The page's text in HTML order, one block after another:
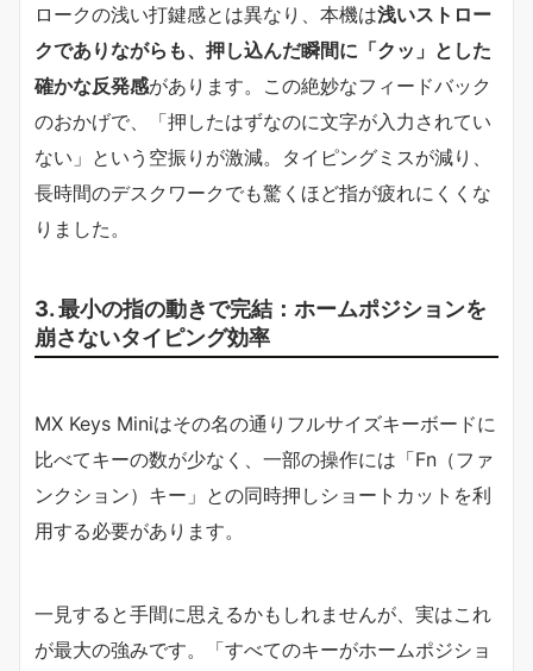
ロークの浅い打鍵感とは異なり、本機は浅いストロー
クでありながらも、押し込んだ瞬間に「クッ」とした
確かな反発感があります。この絶妙なフィードバック
のおかげで、「押したはずなのに文字が入力されてい
ない」という空振りが激減。タイピングミスが減り、
長時間のデスクワークでも驚くほど指が疲れにくくな
りました。
3. 最小の指の動きで完結：ホームポジションを
崩さないタイピング効率
MX Keys Miniはその名の通りフルサイズキーボードに
比べてキーの数が少なく、一部の操作には「Fn（ファ
ンクション）キー」との同時押しショートカットを利
用する必要があります。
一見すると手間に思えるかもしれませんが、実はこれ
が最大の強みです。「すべてのキーがホームポジショ